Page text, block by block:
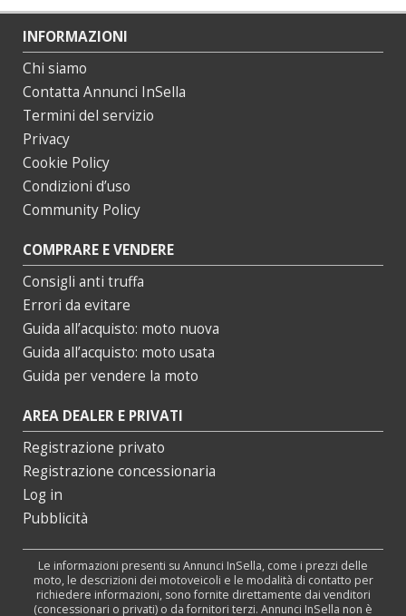
INFORMAZIONI
Chi siamo
Contatta Annunci InSella
Termini del servizio
Privacy
Cookie Policy
Condizioni d’uso
Community Policy
COMPRARE E VENDERE
Consigli anti truffa
Errori da evitare
Guida all’acquisto: moto nuova
Guida all’acquisto: moto usata
Guida per vendere la moto
AREA DEALER E PRIVATI
Registrazione privato
Registrazione concessionaria
Log in
Pubblicità
Le informazioni presenti su Annunci InSella, come i prezzi delle
moto, le descrizioni dei motoveicoli e le modalità di contatto per
richiedere informazioni, sono fornite direttamente dai venditori
(concessionari o privati) o da fornitori terzi. Annunci InSella non è